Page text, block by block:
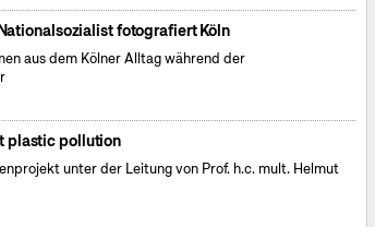
fotografiert Köln
aus dem Kölner Alltag während der
plastic pollution
unter der Leitung von Prof. h.c. mult. Helmut